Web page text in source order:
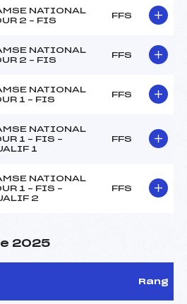
NATIONAL
2 – FIS
FFS
NATIONAL
2 – FIS
FFS
NATIONAL
1 – FIS
FFS
NATIONAL
1 – FIS –
1
FFS
NATIONAL
1 – FIS –
2
FFS
2025
Rang